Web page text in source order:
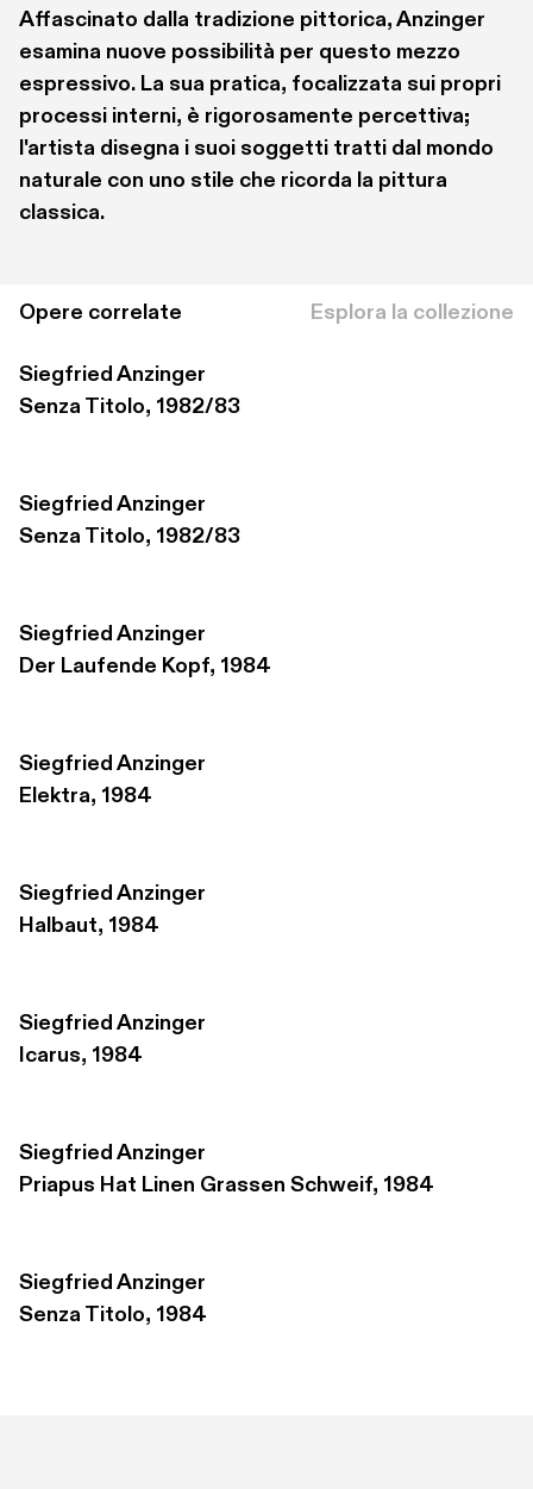
Affascinato dalla tradizione pittorica, Anzinger
esamina nuove possibilità per questo mezzo
espressivo. La sua pratica, focalizzata sui propri
processi interni, è rigorosamente percettiva;
l'artista disegna i suoi soggetti tratti dal mondo
naturale con uno stile che ricorda la pittura
classica.
Opere correlate Esplora la collezione
Siegfried Anzinger
Senza Titolo, 1982/83
Siegfried Anzinger
Senza Titolo, 1982/83
Siegfried Anzinger
Der Laufende Kopf, 1984
Siegfried Anzinger
Elektra, 1984
Siegfried Anzinger
Halbaut, 1984
Siegfried Anzinger
Icarus, 1984
Siegfried Anzinger
Priapus Hat Linen Grassen Schweif, 1984
Siegfried Anzinger
Senza Titolo, 1984